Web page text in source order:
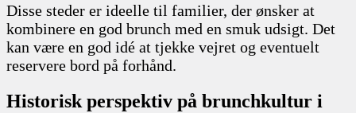
Disse steder er ideelle til familier, der ønsker at
kombinere en god brunch med en smuk udsigt. Det
kan være en god idé at tjekke vejret og eventuelt
reservere bord på forhånd.
Historisk perspektiv på brunchkultur i